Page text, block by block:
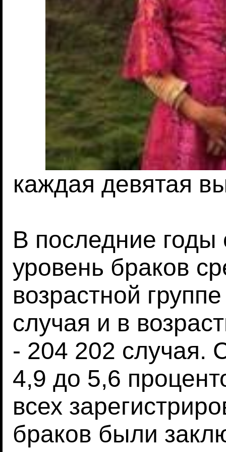
каждая девятая
В последние
уровень браков
возрастной
случая и в
- 204 202 случая.
4,9 до 5,6
всех
браков были